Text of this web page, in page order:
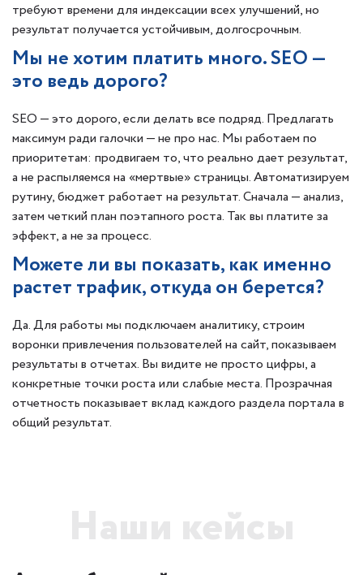
требуют времени для индексации всех улучшений, но
результат получается устойчивым, долгосрочным.
Мы не хотим платить много. SEO —
это ведь дорого?
SEO — это дорого, если делать все подряд. Предлагать
максимум ради галочки — не про нас. Мы работаем по
приоритетам: продвигаем то, что реально дает результат,
а не распыляемся на «мертвые» страницы. Автоматизируем
рутину, бюджет работает на результат. Сначала — анализ,
затем четкий план поэтапного роста. Так вы платите за
эффект, а не за процесс.
Можете ли вы показать, как именно
растет трафик, откуда он берется?
Да. Для работы мы подключаем аналитику, строим
воронки привлечения пользователей на сайт, показываем
результаты в отчетах. Вы видите не просто цифры, а
конкретные точки роста или слабые места. Прозрачная
отчетность показывает вклад каждого раздела портала в
общий результат.